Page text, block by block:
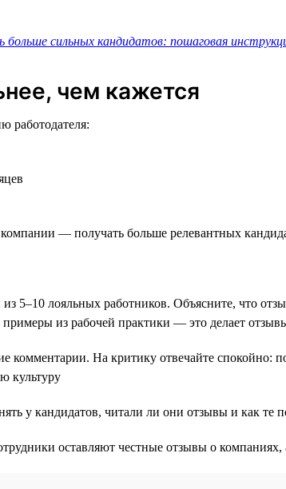
сильных кандидатов: пошаговая
чем кажется
работодателя:
— получать больше релевантных
5–10 лояльных работников. Объясните, что
из рабочей практики — это делает
На критику отвечайте спокойно:
культуру
у кандидатов, читали ли они отзывы и как те
оставляют честные отзывы о